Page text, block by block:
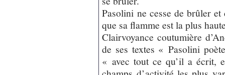
Pasolini ne cesse de brûler
que sa flamme est la plus
Clairvoyance coutumière
de ses textes « Pasolini
« avec tout ce qu’il a écrit,